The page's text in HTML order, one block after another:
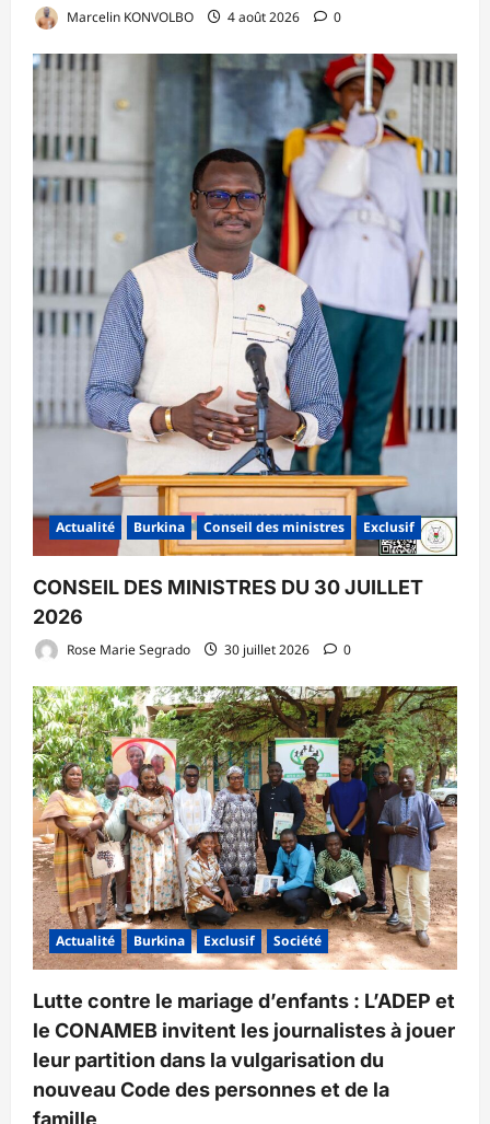
Marcelin KONVOLBO 4 août 2026 0
Actualité Burkina Conseil des ministres Exclusif
CONSEIL DES MINISTRES DU 30 JUILLET
2026
Rose Marie Segrado 30 juillet 2026 0
Actualité Burkina Exclusif Société
Lutte contre le mariage d’enfants : L’ADEP et
le CONAMEB invitent les journalistes à jouer
leur partition dans la vulgarisation du
nouveau Code des personnes et de la
famille